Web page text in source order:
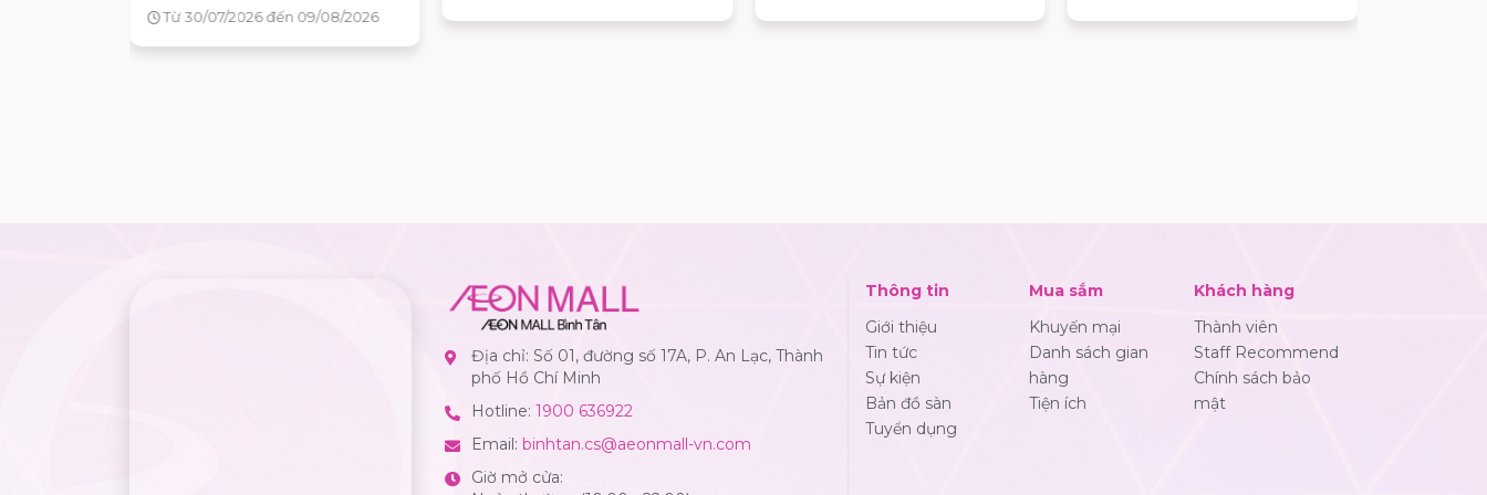
workshop sáng tạo thú vị.
Từ 22/05/2026 đến 01/06/2026
Địa chỉ: Số 01, đường số 17A, P. An Lạc, Thành
phố Hồ Chí Minh
Hotline: 1900 636922
Email: binhtan.cs@aeonmall-vn.com
Giờ mở cửa:
Thông tin
Giới thiệu
Tin tức
Sự kiện
Bản đồ sàn
Tuyển dụng
Mua sắm
Khuyến mại
Danh sách gian
hàng
Tiện ích
Khách hàng
Thành viên
Staff Recommend
Chính sách bảo
mật